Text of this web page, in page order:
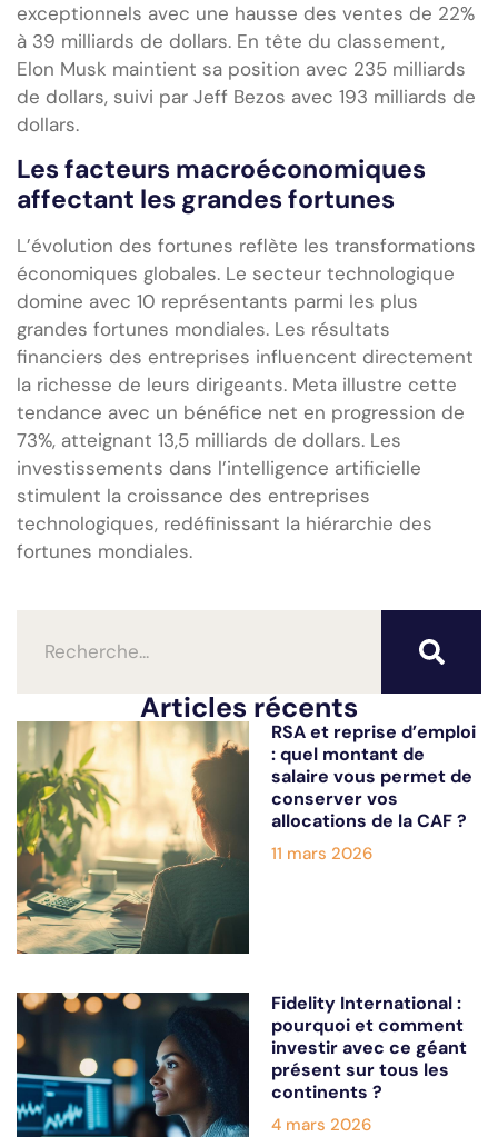
exceptionnels avec une hausse des ventes de 22%
à 39 milliards de dollars. En tête du classement,
Elon Musk maintient sa position avec 235 milliards
de dollars, suivi par Jeff Bezos avec 193 milliards de
dollars.
Les facteurs macroéconomiques
affectant les grandes fortunes
L’évolution des fortunes reflète les transformations
économiques globales. Le secteur technologique
domine avec 10 représentants parmi les plus
grandes fortunes mondiales. Les résultats
financiers des entreprises influencent directement
la richesse de leurs dirigeants. Meta illustre cette
tendance avec un bénéfice net en progression de
73%, atteignant 13,5 milliards de dollars. Les
investissements dans l’intelligence artificielle
stimulent la croissance des entreprises
technologiques, redéfinissant la hiérarchie des
fortunes mondiales.
Articles récents
RSA et reprise d’emploi
: quel montant de
salaire vous permet de
conserver vos
allocations de la CAF ?
11 mars 2026
Fidelity International :
pourquoi et comment
investir avec ce géant
présent sur tous les
continents ?
4 mars 2026